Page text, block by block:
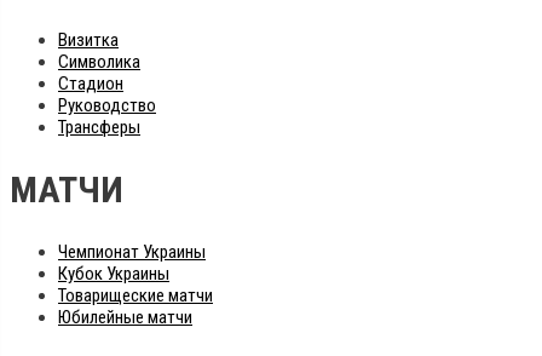
Визитка
Символика
Стадион
Руководство
Трансферы
МАТЧИ
Чемпионат Украины
Кубок Украины
Товарищеские матчи
Юбилейные матчи